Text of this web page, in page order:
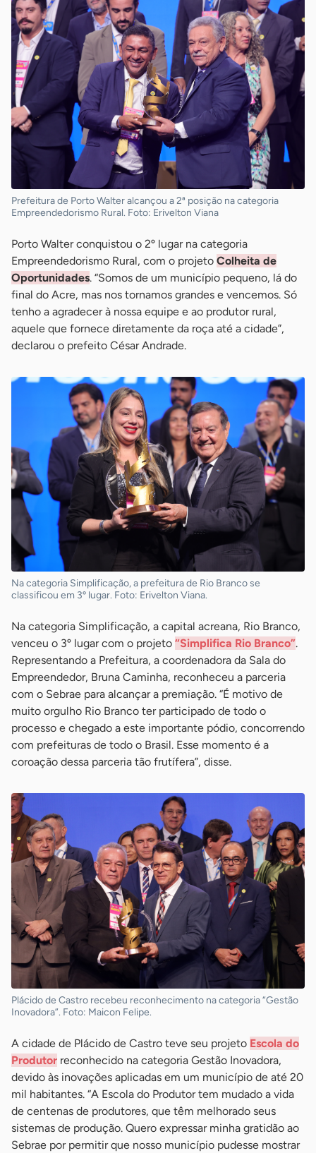
Prefeitura de Porto Walter alcançou a 2ª posição na categoria
Empreendedorismo Rural. Foto: Erivelton Viana
Porto Walter conquistou o 2º lugar na categoria
Empreendedorismo Rural, com o projeto Colheita de
Oportunidades. “Somos de um município pequeno, lá do
final do Acre, mas nos tornamos grandes e vencemos. Só
tenho a agradecer à nossa equipe e ao produtor rural,
aquele que fornece diretamente da roça até a cidade”,
declarou o prefeito César Andrade.
Na categoria Simplificação, a prefeitura de Rio Branco se
classificou em 3º lugar. Foto: Erivelton Viana.
Na categoria Simplificação, a capital acreana, Rio Branco,
venceu o 3º lugar com o projeto “Simplifica Rio Branco”.
Representando a Prefeitura, a coordenadora da Sala do
Empreendedor, Bruna Caminha, reconheceu a parceria
com o Sebrae para alcançar a premiação. “É motivo de
muito orgulho Rio Branco ter participado de todo o
processo e chegado a este importante pódio, concorrendo
com prefeituras de todo o Brasil. Esse momento é a
coroação dessa parceria tão frutífera”, disse.
Plácido de Castro recebeu reconhecimento na categoria “Gestão
Inovadora”. Foto: Maicon Felipe.
A cidade de Plácido de Castro teve seu projeto Escola do
Produtor reconhecido na categoria Gestão Inovadora,
devido às inovações aplicadas em um município de até 20
mil habitantes. “A Escola do Produtor tem mudado a vida
de centenas de produtores, que têm melhorado seus
sistemas de produção. Quero expressar minha gratidão ao
Sebrae por permitir que nosso município pudesse mostrar